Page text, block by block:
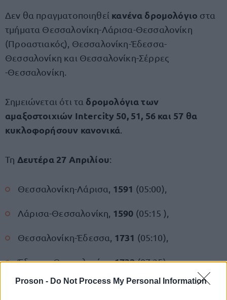
Proson - Do Not Process My Personal Information
Δεν θα πραγματοποιηθεί κανένα δρομολόγιο στα
τμήματα Θεσσαλονίκη-Λάρισα-Θεσσαλονίκη
(Προαστιακός), Θεσσαλονίκη-Έδεσσα-
Θεσσαλονίκη και Θεσσαλονίκη-Σέρρες
-Θεσσαλονίκη.
Σημειώνεται ότι τα δρομολόγια των
αμαξοστοιχιών Intercity 50, 51, 56 και 57 θα
κυκλοφορήσουν κανονικά
Τη Δευτέρα 27 Απριλίου:
Θεσσαλονίκη-Λάρισα, 1591 (05:00),
Λάρισα-Θεσσαλονίκη, 1590 (05:15 ),
Θεσσαλονίκη-Έδεσσα, 1731 (05:10),
Έδεσσα-Θεσσαλονίκη,1732(07:25).